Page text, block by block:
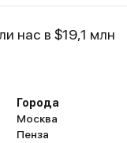
нас в $19,1 млн
Города
Москва
Пенза